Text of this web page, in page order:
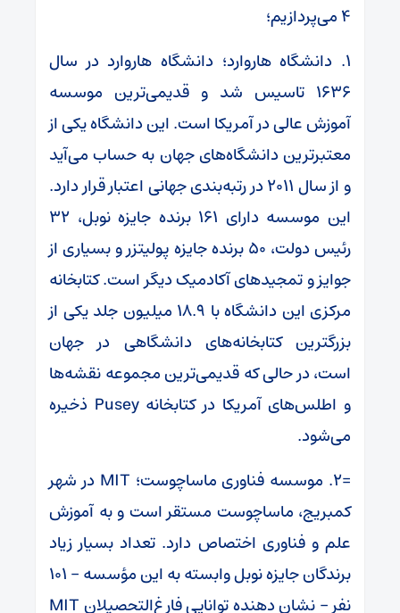
۴ می‌پردازیم؛
۱. دانشگاه هاروارد؛ دانشگاه هاروارد در سال
۱۶۳۶ تاسیس شد و قدیمی‌ترین موسسه
آموزش عالی در آمریکا است. این دانشگاه یکی از
معتبرترین دانشگاه‌های جهان به حساب می‌آید
و از سال ۲۰۱۱ در رتبه‌بندی جهانی اعتبار قرار دارد.
این موسسه دارای ۱۶۱ برنده جایزه نوبل، ۳۲
رئیس دولت، ۵۰ برنده جایزه پولیتزر و بسیاری از
جوایز و تمجیدهای آکادمیک دیگر است. کتابخانه
مرکزی این دانشگاه با ۱۸.۹ میلیون جلد یکی از
بزرگترین کتابخانه‌های دانشگاهی در جهان
است، در حالی که قدیمی‌ترین مجموعه نقشه‌ها
و اطلس‌های آمریکا در کتابخانه Pusey ذخیره
می‌شود.
=۲. موسسه فناوری ماساچوست؛ MIT در شهر
کمبریج، ماساچوست مستقر است و به آموزش
علم و فناوری اختصاص دارد. تعداد بسیار زیاد
برندگان جایزه نوبل وابسته به این مؤسسه – ۱۰۱
نفر – نشان دهنده توانایی فارغ‌التحصیلان MIT